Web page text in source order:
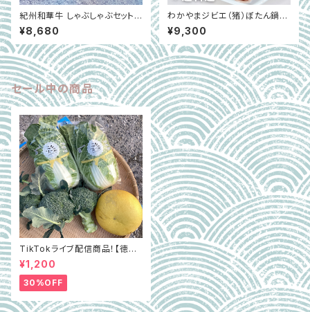
紀州和華牛 しゃぶしゃぶセット
｜300g ・1kg王道部位食べ比
べ｜和歌山県和歌山市
¥8,680
わかやまジビエ（猪）ぼたん鍋セ
ット 2～3人前｜和歌山県和歌
山市
¥9,300
セール中の商品
TikTokライブ配信商品！【徳島
県阿波市】GOTTSO阿波セレ
クト3種詰合せ約2.8㎏（ミルフィ
ー菜含む）
¥1,200
30%OFF